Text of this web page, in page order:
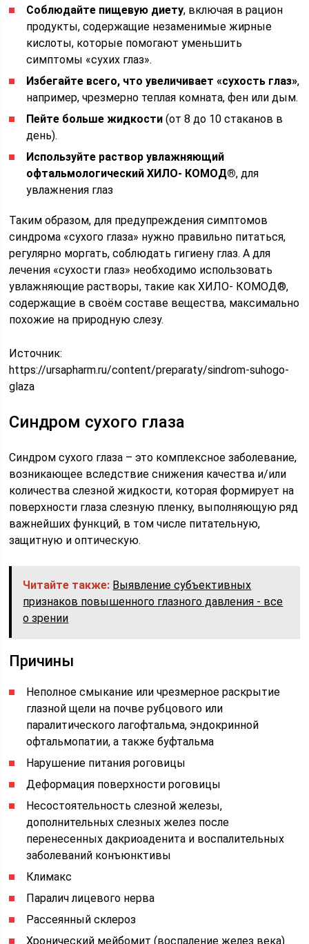
Соблюдайте пищевую диету, включая в рацион
продукты, содержащие незаменимые жирные
кислоты, которые помогают уменьшить
симптомы «сухих глаз».
Избегайте всего, что увеличивает «сухость глаз»,
например, чрезмерно теплая комната, фен или дым.
Пейте больше жидкости (от 8 до 10 стаканов в
день).
Используйте раствор увлажняющий
офтальмологический ХИЛО- КОМОД®, для
увлажнения глаз
Таким образом, для предупреждения симптомов
синдрома «сухого глаза» нужно правильно питаться,
регулярно моргать, соблюдать гигиену глаз. А для
лечения «сухости глаз» необходимо использовать
увлажняющие растворы, такие как ХИЛО- КОМОД®,
содержащие в своём составе вещества, максимально
похожие на природную слезу.
Источник:
https://ursapharm.ru/content/preparaty/sindrom-suhogo-
glaza
Синдром сухого глаза
Синдром сухого глаза – это комплексное заболевание,
возникающее вследствие снижения качества и/или
количества слезной жидкости, которая формирует на
поверхности глаза слезную пленку, выполняющую ряд
важнейших функций, в том числе питательную,
защитную и оптическую.
Читайте также: Выявление субъективных
признаков повышенного глазного давления - все
о зрении
Причины
Неполное смыкание или чрезмерное раскрытие
глазной щели на почве рубцового или
паралитического лагофтальма, эндокринной
офтальмопатии, а также буфтальма
Нарушение питания роговицы
Деформация поверхности роговицы
Несостоятельность слезной железы,
дополнительных слезных желез после
перенесенных дакриоаденита и воспалительных
заболеваний конъюнктивы
Климакс
Паралич лицевого нерва
Рассеянный склероз
Хронический мейбомит (воспаление желез века)